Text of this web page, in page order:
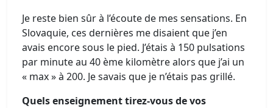
Je reste bien sûr à l’écoute de mes sensations. En
Slovaquie, ces dernières me disaient que j’en
avais encore sous le pied. J’étais à 150 pulsations
par minute au 40 ème kilomètre alors que j’ai un
« max » à 200. Je savais que je n’étais pas grillé.
Quels enseignement tirez-vous de vos